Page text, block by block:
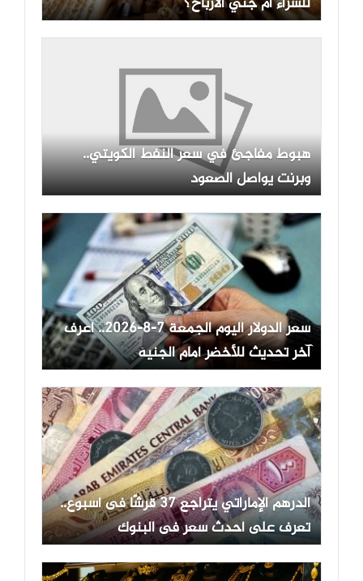
هبوط مفاجئ في سعر النفط الكويتي..
وبرنت يواصل الصعود
سعر الدولار اليوم الجمعة 7-8-2026.. اعرف
آخر تحديث للأخضر أمام الجنيه
الدرهم الإماراتي يتراجع 37 قرشًا فى أسبوع..
تعرف على أحدث سعر فى البنوك